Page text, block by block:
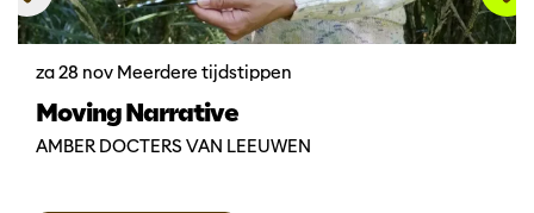
Moving Narrative
AMBER DOCTERS VAN LEEUWEN
za 28 nov Meerdere tijdstippen